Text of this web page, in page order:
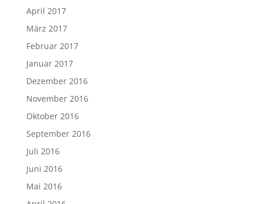
April 2017
März 2017
Februar 2017
Januar 2017
Dezember 2016
November 2016
Oktober 2016
September 2016
Juli 2016
Juni 2016
Mai 2016